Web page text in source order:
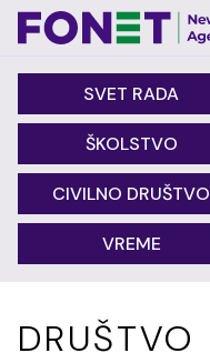
SVET RADA
ŠKOLSTVO
CIVILNO DRUŠTVO
VREME
DRUŠTVO